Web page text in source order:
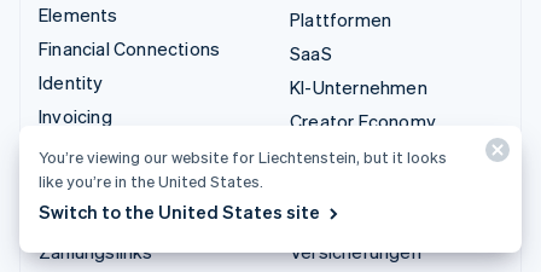
Elements
Financial Connections
Identity
Invoicing
Issuing
Link
Managed Payments
Zahlungslinks
Plattformen
SaaS
KI-Unternehmen
Creator Economy
Gaming
Freizeit
Versicherungen
You’re viewing our website for Liechtenstein, but it looks
like you’re in the United States.
Switch to the United States site